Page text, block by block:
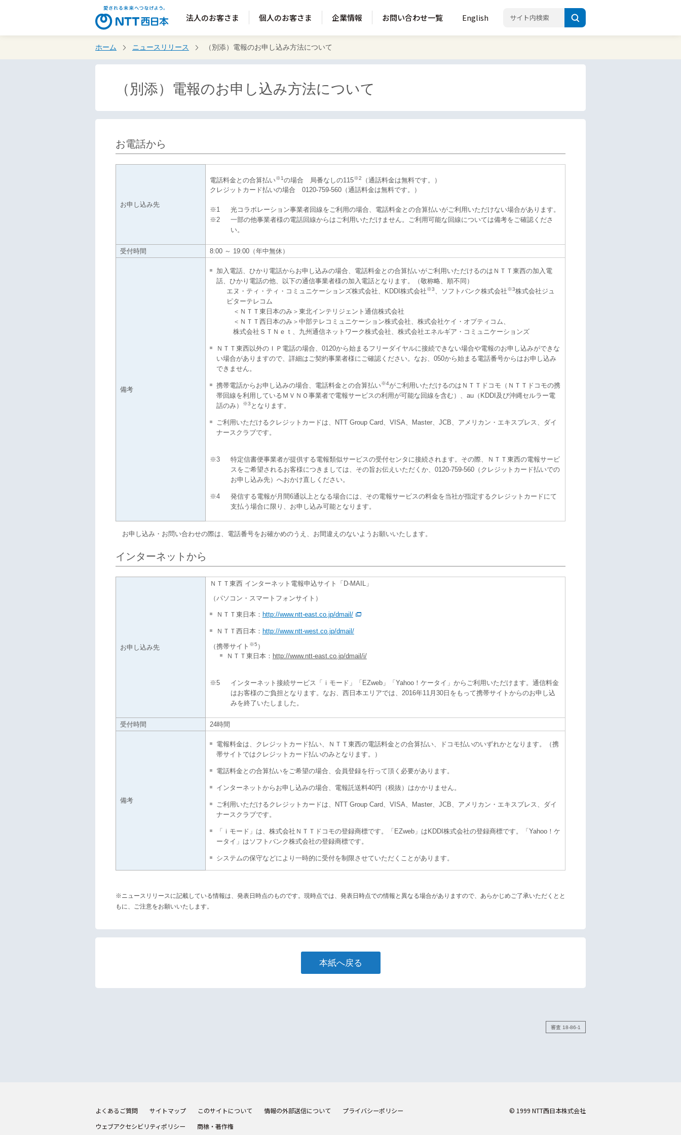
法人のお客さま 個人のお客さま 企業情報 お問い合わせ一覧 English
ホーム ニュースリリース （別添）電報のお申し込み方法について
（別添）電報のお申し込み方法について
お電話から
お申し込み先
電話料金との合算払い※1の場合 局番なしの115※2
（通話料金は無料です。）
クレジットカード払いの場合 0120-759-560（通話料金は無料です。）
※1
光コラボレーション事業者回線をご利用の場合、電話料金との合算払いがご利用いただけない場合があります。
※2
一部の他事業者様の電話回線からはご利用いただけません。ご利用可能な回線については備考をご確認くださ
い。
受付時間 8:00 ～ 19:00（年中無休）
備考
加入電話、ひかり電話からお申し込みの場合、電話料金との合算払いがご利用いただけるのはＮＴＴ東西の加入電
話、ひかり電話の他、以下の通信事業者様の加入電話となります。（敬称略、順不同）
エヌ・ティ・ティ・コミュニケーションズ株式会社、KDDI株式会社※3、ソフトバンク株式会社※3株式会社ジュ
ピターテレコム
＜ＮＴＴ東日本のみ＞東北インテリジェント通信株式会社
＜ＮＴＴ西日本のみ＞中部テレコミュニケーション株式会社、株式会社ケイ・オプティコム、
株式会社ＳＴＮｅｔ、九州通信ネットワーク株式会社、株式会社エネルギア・コミュニケーションズ
ＮＴＴ東西以外のＩＰ電話の場合、0120から始まるフリーダイヤルに接続できない場合や電報のお申し込みができな
い場合がありますので、詳細はご契約事業者様にご確認ください。なお、050から始まる電話番号からはお申し込み
できません。
携帯電話からお申し込みの場合、電話料金との合算払い※4がご利用いただけるのはＮＴＴドコモ（ＮＴＴドコモの携
帯回線を利用しているＭＶＮＯ事業者で電報サービスの利用が可能な回線を含む）、au（KDDI及び沖縄セルラー電
話のみ）
※3 となります。
ご利用いただけるクレジットカードは、NTT Group Card、VISA、Master、JCB、アメリカン・エキスプレス、ダイ
ナースクラブです。
※3
特定信書便事業者が提供する電報類似サービスの受付センタに接続されます。その際、ＮＴＴ東西の電報サービ
スをご希望されるお客様につきましては、その旨お伝えいただくか、0120-759-560（クレジットカード払いでの
お申し込み先）へおかけ直しください。
※4
発信する電報が月間6通以上となる場合には、その電報サービスの料金を当社が指定するクレジットカードにて
支払う場合に限り、お申し込み可能となります。
お申し込み・お問い合わせの際は、電話番号をお確かめのうえ、お間違えのないようお願いいたします。
インターネットから
お申し込み先
ＮＴＴ東西 インターネット電報申込サイト「D-MAIL」
（パソコン・スマートフォンサイト）
ＮＴＴ東日本： http://www.ntt-east.co.jp/dmail/
ＮＴＴ西日本： http://www.ntt-west.co.jp/dmail/
（携帯サイト ※5 ）
ＮＴＴ東日本： http://www.ntt-east.co.jp/dmail/i/
※5
インターネット接続サービス「ｉモード」「EZweb」「Yahoo！ケータイ」からご利用いただけます。通信料金
はお客様のご負担となります。なお、西日本エリアでは、2016年11月30日をもって携帯サイトからのお申し込
みを終了いたしました。
受付時間 24時間
備考
電報料金は、クレジットカード払い、ＮＴＴ東西の電話料金との合算払い、ドコモ払いのいずれかとなります。（携
帯サイトではクレジットカード払いのみとなります。）
電話料金との合算払いをご希望の場合、会員登録を行って頂く必要があります。
インターネットからお申し込みの場合、電報託送料40円（税抜）はかかりません。
ご利用いただけるクレジットカードは、NTT Group Card、VISA、Master、JCB、アメリカン・エキスプレス、ダイ
ナースクラブです。
「ｉモード」は、株式会社ＮＴＴドコモの登録商標です。「EZweb」はKDDI株式会社の登録商標です。「Yahoo！ケ
ータイ」はソフトバンク株式会社の登録商標です。
システムの保守などにより一時的に受付を制限させていただくことがあります。
※ニュースリリースに記載している情報は、発表日時点のものです。現時点では、発表日時点での情報と異なる場合がありますので、あらかじめご了承いただくとと
もに、ご注意をお願いいたします。
本紙へ戻る
審査 18-86-1
よくあるご質問 サイトマップ このサイトについて 情報の外部送信について
プライバシーポリシー
ウェブアクセシビリティポリシー
商標・著作権
© 1999 NTT西日本株式会社